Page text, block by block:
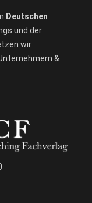
Deutschen
und der
wir
&